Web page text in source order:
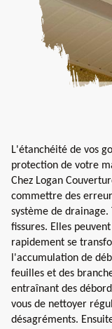
L'étanchéité de vos
protection de votre
Chez Logan
commettre des
système de
fissures. Elles
rapidement se
l'accumulation de
feuilles et des
entraînant des
vous de nettoyer
désagréments.